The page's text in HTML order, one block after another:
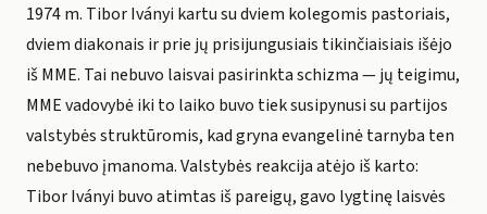
1974 m. Tibor Iványi kartu su dviem kolegomis pastoriais,
dviem diakonais ir prie jų prisijungusiais tikinčiaisiais išėjo
iš MME. Tai nebuvo laisvai pasirinkta schizma — jų teigimu,
MME vadovybė iki to laiko buvo tiek susipynusi su partijos
valstybės struktūromis, kad gryna evangelinė tarnyba ten
nebebuvo įmanoma. Valstybės reakcija atėjo iš karto:
Tibor Iványi buvo atimtas iš pareigų, gavo lygtinę laisvės